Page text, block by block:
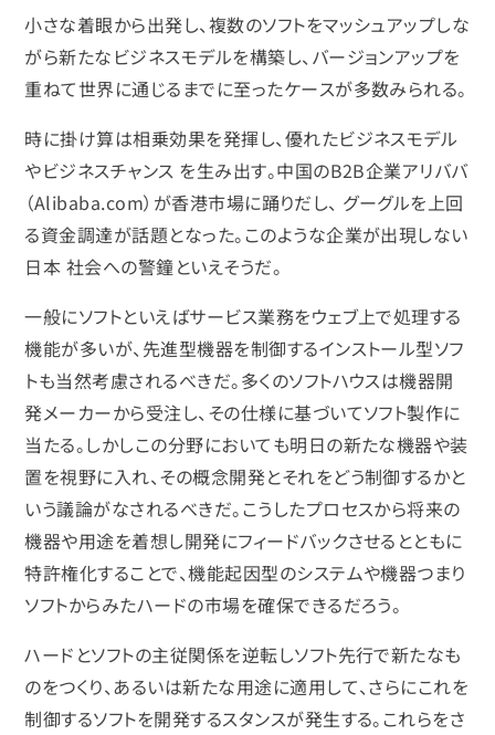
小さな着眼から出発し、複数のソフトをマッシュアップしな
がら新たなビジネスモデルを構築し、バージョンアップを
重ねて世界に通じるまでに至ったケースが多数みられる。
時に掛け算は相乗効果を発揮し、優れたビジネスモデル
やビジネスチャンス を生み出す。中国のB2B企業アリババ
（Alibaba.com）が香港市場に踊りだし、 グーグルを上回
る資金調達が話題となった。このような企業が出現しない
日本 社会への警鐘といえそうだ。
一般にソフトといえばサービス業務をウェブ上で処理する
機能が多いが、先進型機器を制御するインストール型ソフ
トも当然考慮されるべきだ。多くのソフトハウスは機器開
発メーカーから受注し、その仕様に基づいてソフト製作に
当たる。しかしこの分野においても明日の新たな機器や装
置を視野に入れ、その概念開発とそれをどう制御するかと
いう議論がなされるべきだ。こうしたプロセスから将来の
機器や用途を着想し開発にフィードバックさせるとともに
特許権化することで、機能起因型のシステムや機器つまり
ソフトからみたハードの市場を確保できるだろう。
ハードとソフトの主従関係を逆転しソフト先行で新たなも
のをつくり、あるいは新たな用途に適用して、さらにこれを
制御するソフトを開発するスタンスが発生する。これらをさ